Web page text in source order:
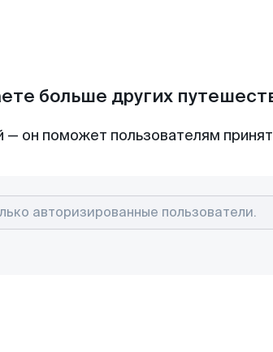
больше других
— он поможет пользователям